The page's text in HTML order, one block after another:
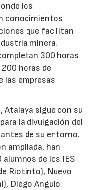
los
conocimientos
que facilitan
minera.
300 horas
horas de
las empresas
Atalaya sigue con su
la divulgación del
de su entorno.
ampliada, han
alumnos de los IES
Riotinto), Nuevo
Diego Angulo